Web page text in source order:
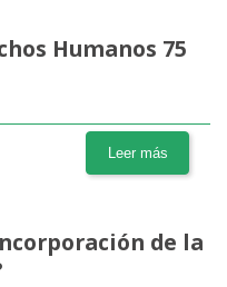
Humanos 75
Leer más
de la